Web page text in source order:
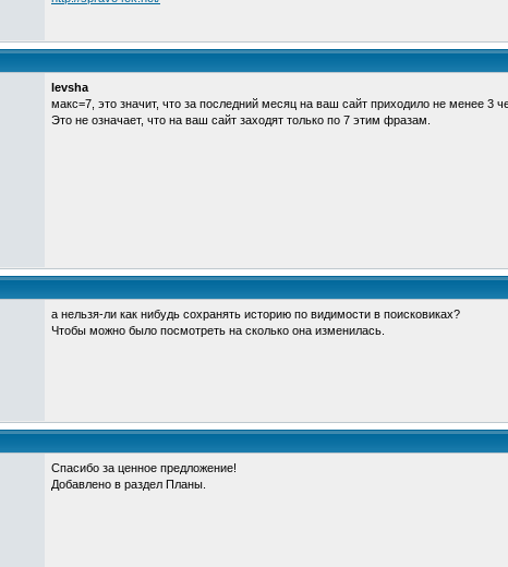
levsha
макс=7, это значит, что за последний месяц на ваш сайт приходило не менее 3
Это не означает, что на ваш сайт заходят только по 7 этим фразам.
а нельзя-ли как нибудь сохранять историю по видимости в поисковиках?
Чтобы можно было посмотреть на сколько она изменилась.
Спасибо за ценное предложение!
Добавлено в раздел Планы.